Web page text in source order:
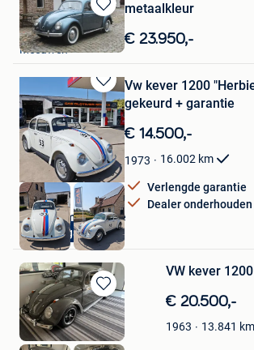
Bewaren
in
Mijn
metaalkleur
€ 23.950,-
Garage Gofflo BVBA
Meeuwen
Bewaren
in
Mijn
Favorieten
1 jaar garantie
Vw kever 1200
gekeurd + garantie
€ 14.500,-
1973 16.002 km
Verlengde garantie
Dealer onderhouden
Gas oldtimer Service
Oostvleteren
Bewaren
in
Mijn
Favorieten
VW kever
€ 20.500,-
1963 13.841 km